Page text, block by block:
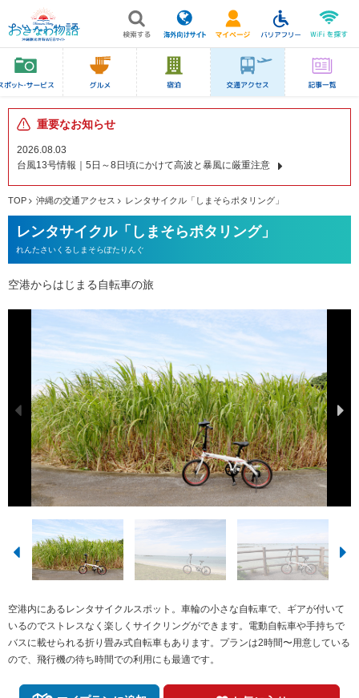
重要なお知らせ
2026.08.03
台風13号情報｜5日～8日頃にかけて高波と暴風に厳重注意
TOP 沖縄の交通アクセス レンタサイクル「しまそらポタリング」
レンタサイクル「しまそらポタリング」
れんたさいくるしまそらぽたりんぐ
空港からはじまる自転車の旅
空港内にあるレンタサイクルスポット。車輪の小さな自転車で、ギアが付いて
いるのでストレスなく楽しくサイクリングができます。電動自転車や手持ちで
バスに載せられる折り畳み式自転車もあります。プランは2時間〜用意している
ので、飛行機の待ち時間での利用にも最適です。